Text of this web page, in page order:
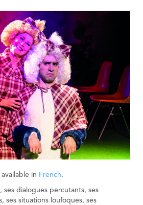
in French.
ses dialogues percutants, ses
ses situations loufoques, ses